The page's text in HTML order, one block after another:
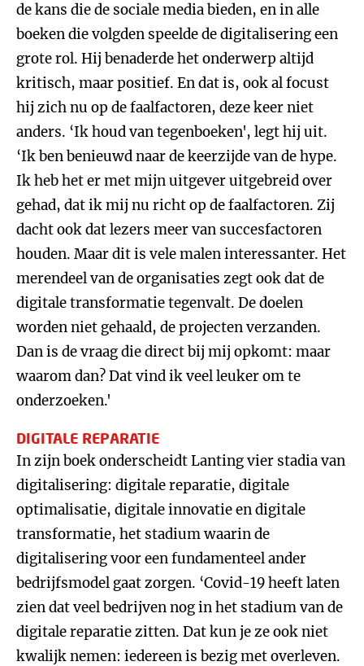
de kans die de sociale media bieden, en in alle
boeken die volgden speelde de digitalisering een
grote rol. Hij benaderde het onderwerp altijd
kritisch, maar positief. En dat is, ook al focust
hij zich nu op de faalfactoren, deze keer niet
anders. ‘Ik houd van tegenboeken', legt hij uit.
‘Ik ben benieuwd naar de keerzijde van de hype.
Ik heb het er met mijn uitgever uitgebreid over
gehad, dat ik mij nu richt op de faalfactoren. Zij
dacht ook dat lezers meer van succesfactoren
houden. Maar dit is vele malen interessanter. Het
merendeel van de organisaties zegt ook dat de
digitale transformatie tegenvalt. De doelen
worden niet gehaald, de projecten verzanden.
Dan is de vraag die direct bij mij opkomt: maar
waarom dan? Dat vind ik veel leuker om te
onderzoeken.'
DIGITALE REPARATIE
In zijn boek onderscheidt Lanting vier stadia van
digitalisering: digitale reparatie, digitale
optimalisatie, digitale innovatie en digitale
transformatie, het stadium waarin de
digitalisering voor een fundamenteel ander
bedrijfsmodel gaat zorgen. ‘Covid-19 heeft laten
zien dat veel bedrijven nog in het stadium van de
digitale reparatie zitten. Dat kun je ze ook niet
kwalijk nemen: iedereen is bezig met overleven.